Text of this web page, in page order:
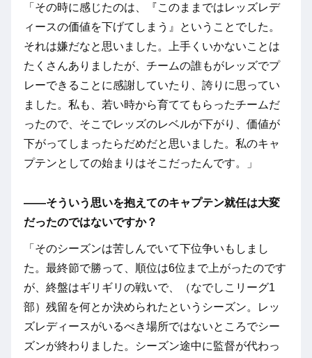
「その時に感じたのは、『このままではレッズレデ
ィースの価値を下げてしまう』ということでした。
それは嫌だなと思いました。上手くいかないことは
たくさんありましたが、チームの誰もがレッズでプ
レーできることに感謝していたり、誇りに思ってい
ました。私も、若い時から育ててもらったチームだ
ったので、そこでレッズのレベルが下がり、価値が
下がってしまったらだめだと思いました。私のキャ
プテンとしての始まりはそこだったんです。」
――そういう思いを抱えてのキャプテン就任は大変
だったのではないですか？
「そのシーズンは苦しんでいて下位争いもしまし
た。最終節で勝って、順位は6位まで上がったのです
が、終盤はギリギリの戦いで、（なでしこリーグ1
部）残留を何とか決められたというシーズン。レッ
ズレディースがいるべき場所ではないところでシー
ズンが終わりました。シーズン途中に監督が代わっ